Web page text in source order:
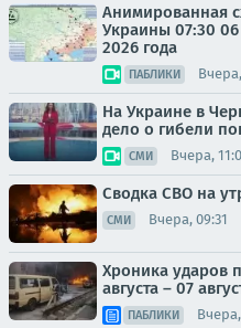
Анимированная
Украины 07:30 06
2026 года
ПАБЛИКИ
На Украине в
дело о гибели
СМИ Вчера,
Сводка СВО на
СМИ Вчера, 09:31
Хроника ударов
августа – 07
ПАБЛИКИ